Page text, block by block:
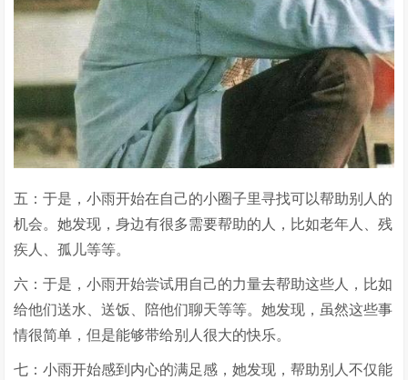
五：于是，小雨开始在自己的小圈子里寻找可以帮助别人的
机会。她发现，身边有很多需要帮助的人，比如老年人、残
疾人、孤儿等等。
六：于是，小雨开始尝试用自己的力量去帮助这些人，比如
给他们送水、送饭、陪他们聊天等等。她发现，虽然这些事
情很简单，但是能够带给别人很大的快乐。
七：小雨开始感到内心的满足感，她发现，帮助别人不仅能